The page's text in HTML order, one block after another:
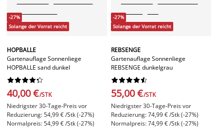
-27%
Solange der Vorrat reicht
HOPBALLE
Gartenauflage Sonnenliege
HOPBALLE sand dunkel






40,00 €/STK
Niedrigster 30-Tage-Preis vor
Reduzierung: 54,99 € /Stk (-27%)
Normalpreis: 54,99 € /Stk (-27%)
-27%
Solange der Vorrat reicht
REBSENGE
Gartenauflage Sonnenliege
REBSENGE dunkelgrau






55,00 €/STK
Niedrigster 30-Tage-Preis vor
Reduzierung: 74,99 € /Stk (-27%)
Normalpreis: 74,99 € /Stk (-27%)